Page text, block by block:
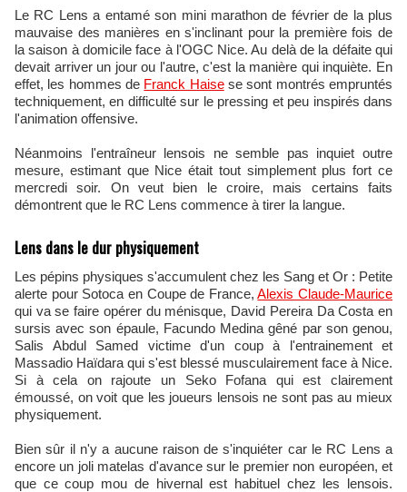
Le RC Lens a entamé son mini marathon de février de la plus
mauvaise des manières en s'inclinant pour la première fois de
la saison à domicile face à l'OGC Nice. Au delà de la défaite qui
devait arriver un jour ou l'autre, c'est la manière qui inquiète. En
effet, les hommes de Franck Haisese sont montrés empruntés
techniquement, en difficulté sur le pressing et peu inspirés dans
l'animation offensive.
Néanmoins l'entraîneur lensois ne semble pas inquiet outre
mesure, estimant que Nice était tout simplement plus fort ce
mercredi soir. On veut bien le croire, mais certains faits
démontrent que le RC Lens commence à tirer la langue.
Lens dans le dur physiquement
Les pépins physiques s'accumulent chez les Sang et Or : Petite
alerte pour Sotoca en Coupe de France,Alexis Claude-Maurice
qui va se faire opérer du ménisque, David Pereira Da Costa en
sursis avec son épaule, Facundo Medina gêné par son genou,
Salis Abdul Samed victime d'un coup à l'entrainement et
Massadio Haïdara qui s'est blessé musculairement face à Nice.
Si à cela on rajoute un Seko Fofana qui est clairement
émoussé, on voit que les joueurs lensois ne sont pas au mieux
physiquement.
Bien sûr il n'y a aucune raison de s'inquiéter car le RC Lens a
encore un joli matelas d'avance sur le premier non européen, et
que ce coup mou de hivernal est habituel chez les lensois.